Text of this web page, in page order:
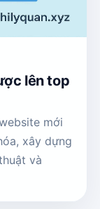
lên top
mới
xây dựng
và